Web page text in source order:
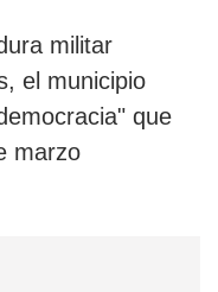
militar
el municipio
que
marzo